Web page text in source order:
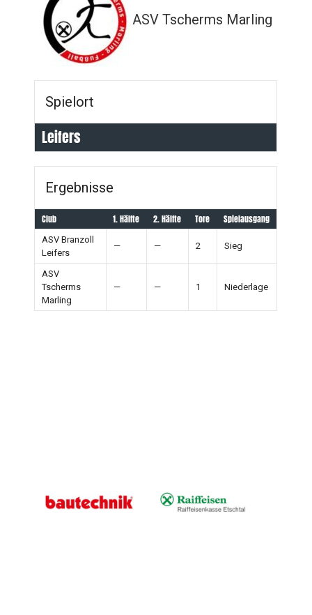
ASV Tscherms Marling
Spielort
Leifers
Ergebnisse
Club 1. Hälfte 2. Hälfte Tore Spielausgang
ASV Branzoll
Leifers
— — 2 Sieg
ASV
Tscherms
Marling
— — 1 Niederlage